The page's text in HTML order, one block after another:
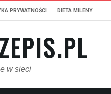
PRYWATNOŚCI DIETA MILENY
w sieci